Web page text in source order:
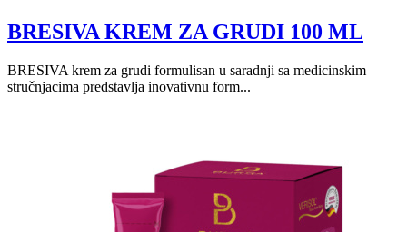
BRESIVA KREM ZA GRUDI 100 ML
BRESIVA krem za grudi formulisan u saradnji sa medicinskim
stručnjacima predstavlja inovativnu form...